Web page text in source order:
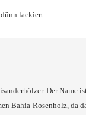
dünn lackiert.
Der Name
Bahia-Rosenholz, da